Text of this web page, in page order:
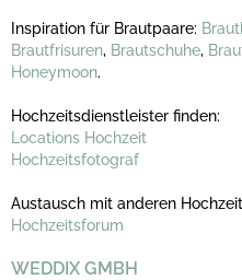
Inspiration für Brautpaare:
Brautfrisuren, Brautschuhe,
Honeymoon.
Hochzeitsdienstleister finden:
Locations Hochzeit
Hochzeitsfotograf
Austausch mit anderen
Hochzeitsforum
WEDDIX GMBH